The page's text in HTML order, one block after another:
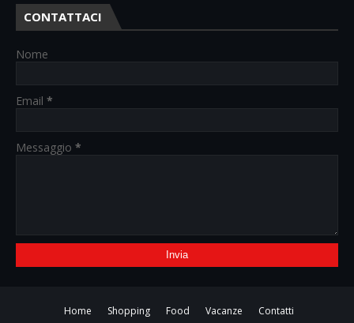
CONTATTACI
Nome
Email *
Messaggio *
Home Shopping Food Vacanze Contatti